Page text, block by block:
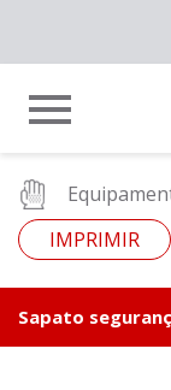
IMPRIMIR
Sapato